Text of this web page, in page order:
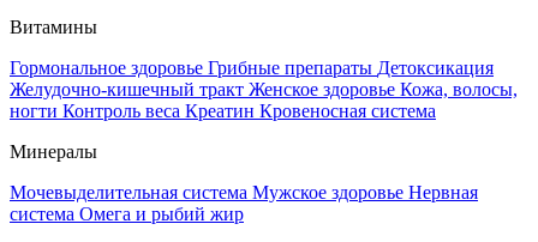
Витамины
Гормональное здоровье Грибные препараты Детоксикация
Желудочно-кишечный тракт Женское здоровье Кожа, волосы,
ногти Контроль веса Креатин Кровеносная система
Минералы
Мочевыделительная система Мужское здоровье Нервная
система Омега и рыбий жир